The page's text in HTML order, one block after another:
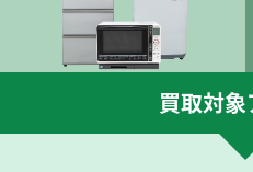
買取対